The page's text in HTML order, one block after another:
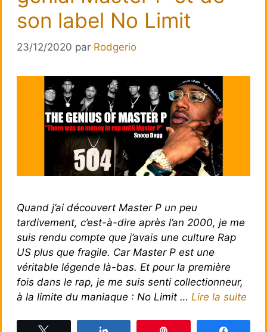
son label No Limit
23/12/2020 par Rodgerio
Quand j’ai découvert Master P un peu
tardivement, c’est-à-dire après l’an 2000, je me
suis rendu compte que j’avais une culture Rap
US plus que fragile. Car Master P est une
véritable légende là-bas. Et pour la première
fois dans le rap, je me suis senti collectionneur,
à la limite du maniaque : No Limit … Lire la suite